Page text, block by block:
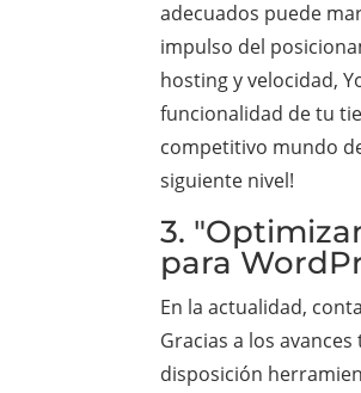
adecuados puede
impulso del
hosting y velocidad,
funcionalidad de tu
competitivo mundo
siguiente nivel!
3.
para
En la actualidad,
Gracias a los
disposición